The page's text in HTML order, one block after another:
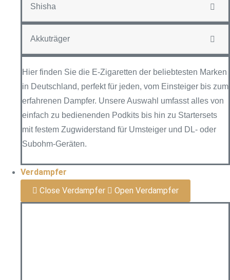
Shisha
Akkuträger
Hier finden Sie die E-Zigaretten der beliebtesten Marken
in Deutschland, perfekt für jeden, vom Einsteiger bis zum
erfahrenen Dampfer. Unsere Auswahl umfasst alles von
einfach zu bedienenden Podkits bis hin zu Startersets
mit festem Zugwiderstand für Umsteiger und DL- oder
Subohm-Geräten.
Verdampfer
Close Verdampfer
Open Verdampfer